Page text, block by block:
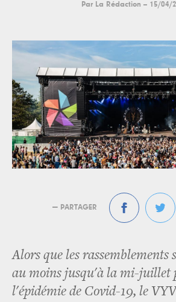
Par La Rédaction -- 15/04/
— PARTAGER
Alors que les rassemblements
au moins jusqu'à la mi-juillet
l'épidémie de Covid-19, le